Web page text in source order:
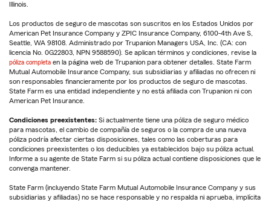
Illinois.
Los productos de seguro de mascotas son suscritos en los Estados Unidos por
American Pet Insurance Company y ZPIC Insurance Company, 6100-4th Ave S,
Seattle, WA 98108. Administrado por Trupanion Managers USA, Inc. (CA: con
licencia No. 0G22803, NPN 9588590). Se aplican términos y condiciones, revise la
póliza completa en la página web de Trupanion para obtener detalles. State Farm
Mutual Automobile Insurance Company, sus subsidiarias y afiliadas no ofrecen ni
son responsables financieramente por los productos de seguro de mascotas.
State Farm es una entidad independiente y no está afiliada con Trupanion ni con
American Pet Insurance.
Condiciones preexistentes: Si actualmente tiene una póliza de seguro médico
para mascotas, el cambio de compañía de seguros o la compra de una nueva
póliza podría afectar ciertas disposiciones, tales como las coberturas para
condiciones preexistentes o los deducibles ya establecidos bajo su póliza actual.
Informe a su agente de State Farm si su póliza actual contiene disposiciones que le
convenga mantener.
State Farm (incluyendo State Farm Mutual Automobile Insurance Company y sus
subsidiarias y afiliadas) no se hace responsable y no respalda ni aprueba, implícita